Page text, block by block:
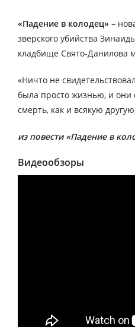
«Падение в колодец» –
зверского убийства
кладбище Свято-Данилова
«Ничто не
была просто жизнью, и они
смерть, как и всякую
из повести «Падение в
Видеообзоры